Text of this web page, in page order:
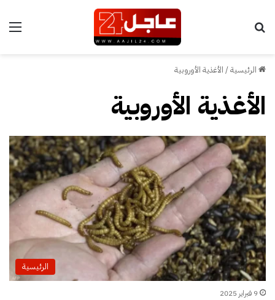
الرئيسية/ الأغذية الأوروبية
الأغذية الأوروبية
الرئيسية
9 فبراير 2025